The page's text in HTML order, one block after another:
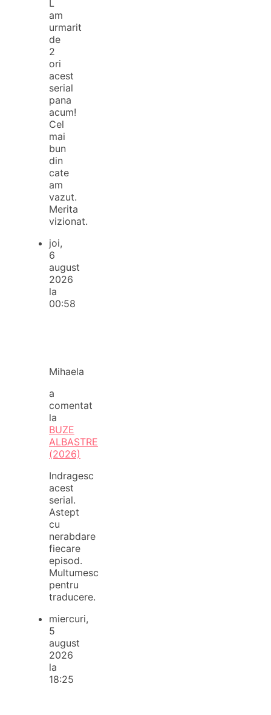
L
am
urmarit
de
2
ori
acest
serial
pana
acum!
Cel
mai
bun
din
cate
am
vazut.
Merita
vizionat.
joi,
6
august
2026
la
00:58
Mihaela
a
comentat
la
BUZE
ALBASTRE
(2026)
Indragesc
acest
serial.
Astept
cu
nerabdare
fiecare
episod.
Multumesc
pentru
traducere.
miercuri,
5
august
2026
la
18:25